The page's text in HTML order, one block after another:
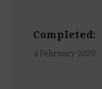
Completed:
4 February 2020